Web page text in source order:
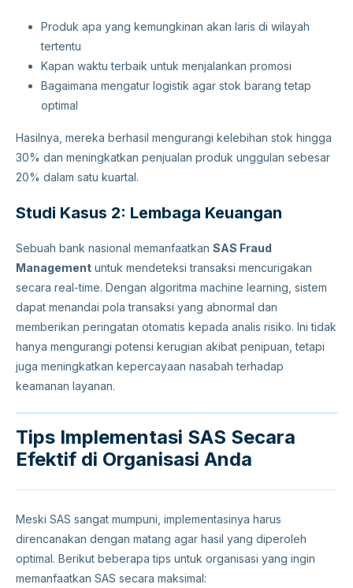
Produk apa yang kemungkinan akan laris di wilayah
tertentu
Kapan waktu terbaik untuk menjalankan promosi
Bagaimana mengatur logistik agar stok barang tetap
optimal
Hasilnya, mereka berhasil mengurangi kelebihan stok hingga
30% dan meningkatkan penjualan produk unggulan sebesar
20% dalam satu kuartal.
Studi Kasus 2: Lembaga Keuangan
Sebuah bank nasional memanfaatkan SAS Fraud
Management untuk mendeteksi transaksi mencurigakan
secara real-time. Dengan algoritma machine learning, sistem
dapat menandai pola transaksi yang abnormal dan
memberikan peringatan otomatis kepada analis risiko. Ini tidak
hanya mengurangi potensi kerugian akibat penipuan, tetapi
juga meningkatkan kepercayaan nasabah terhadap
keamanan layanan.
Tips Implementasi SAS Secara
Efektif di Organisasi Anda
Meski SAS sangat mumpuni, implementasinya harus
direncanakan dengan matang agar hasil yang diperoleh
optimal. Berikut beberapa tips untuk organisasi yang ingin
memanfaatkan SAS secara maksimal: